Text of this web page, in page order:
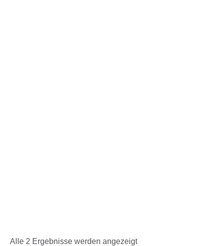
Alle 2 Ergebnisse werden angezeigt